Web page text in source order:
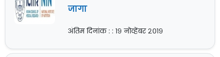
जागा
अंतिम दिनांक : : १९ नोव्हेंबर २०१९